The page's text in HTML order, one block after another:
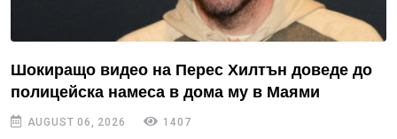
Шокиращо видео на Перес Хилтън доведе до
полицейска намеса в дома му в Маями
AUGUST 06, 2026 1407